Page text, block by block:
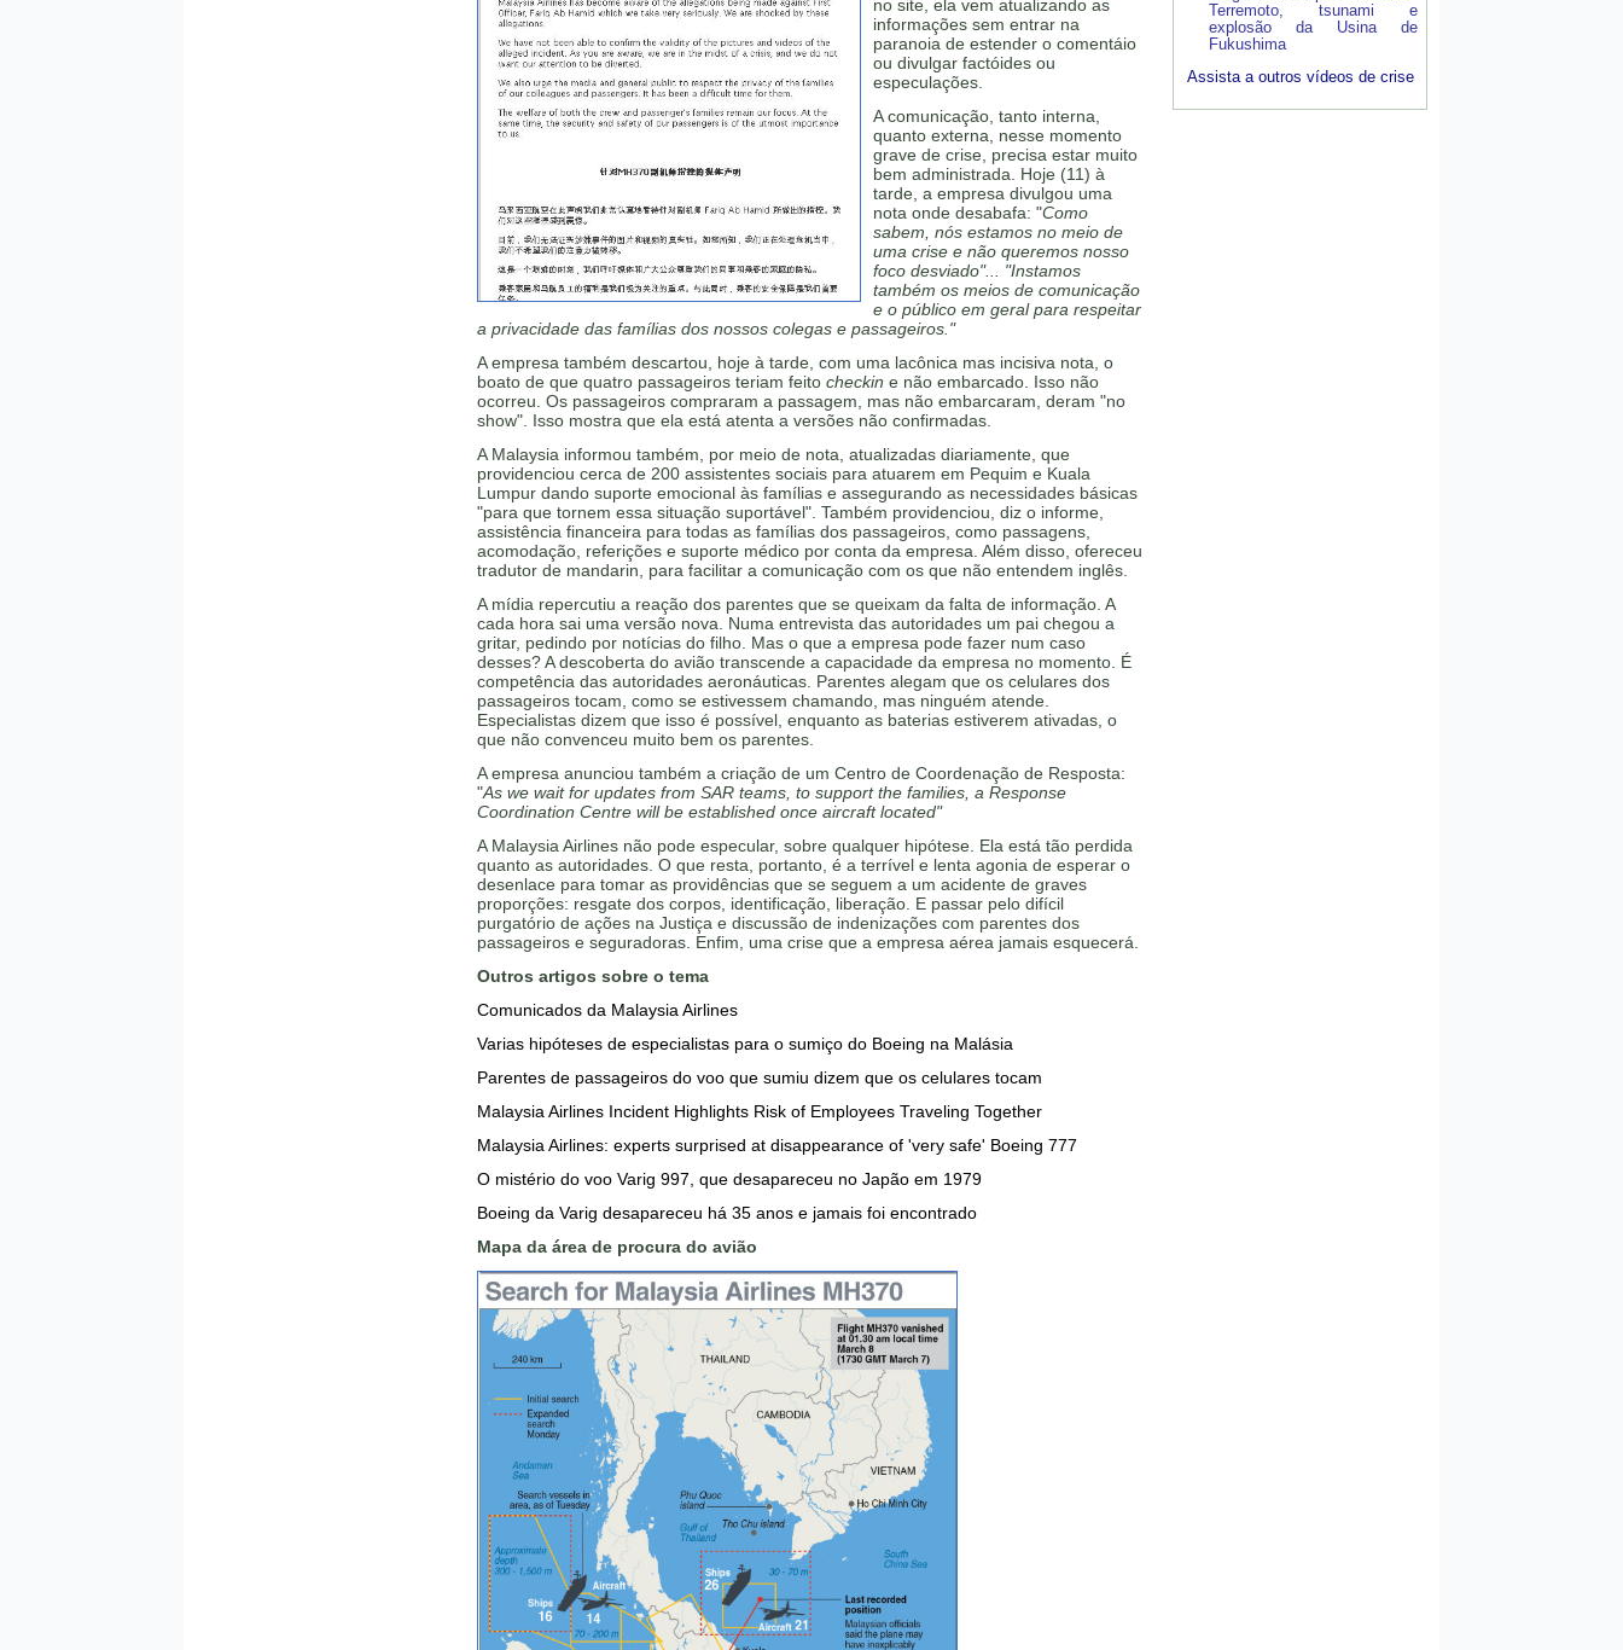
no site, ela vem atualizando as
informações sem entrar na
paranoia de estender o comentáio
ou divulgar factóides ou
especulações.
A comunicação, tanto interna,
quanto externa, nesse momento
grave de crise, precisa estar muito
bem administrada. Hoje (11) à
tarde, a empresa divulgou uma
nota onde desabafa: "Como
sabem, nós estamos no meio de
uma crise e não queremos nosso
foco desviado"... "Instamos
também os meios de comunicação
e o público em geral para respeitar
a privacidade das famílias dos nossos colegas e passageiros."
A empresa também descartou, hoje à tarde, com uma lacônica mas incisiva nota, o
boato de que quatro passageiros teriam feito checkin e não embarcado. Isso não
ocorreu. Os passageiros compraram a passagem, mas não embarcaram, deram "no
show". Isso mostra que ela está atenta a versões não confirmadas.
A Malaysia informou também, por meio de nota, atualizadas diariamente, que
providenciou cerca de 200 assistentes sociais para atuarem em Pequim e Kuala
Lumpur dando suporte emocional às famílias e assegurando as necessidades básicas
"para que tornem essa situação suportável". Também providenciou, diz o informe,
assistência financeira para todas as famílias dos passageiros, como passagens,
acomodação, referições e suporte médico por conta da empresa. Além disso, ofereceu
tradutor de mandarin, para facilitar a comunicação com os que não entendem inglês.
A mídia repercutiu a reação dos parentes que se queixam da falta de informação. A
cada hora sai uma versão nova. Numa entrevista das autoridades um pai chegou a
gritar, pedindo por notícias do filho. Mas o que a empresa pode fazer num caso
desses? A descoberta do avião transcende a capacidade da empresa no momento. É
competência das autoridades aeronáuticas. Parentes alegam que os celulares dos
passageiros tocam, como se estivessem chamando, mas ninguém atende.
Especialistas dizem que isso é possível, enquanto as baterias estiverem ativadas, o
que não convenceu muito bem os parentes.
A empresa anunciou também a criação de um Centro de Coordenação de Resposta:
"As we wait for updates from SAR teams, to support the families, a Response
Coordination Centre will be established once aircraft located"
A Malaysia Airlines não pode especular, sobre qualquer hipótese. Ela está tão perdida
quanto as autoridades. O que resta, portanto, é a terrível e lenta agonia de esperar o
desenlace para tomar as providências que se seguem a um acidente de graves
proporções: resgate dos corpos, identificação, liberação. E passar pelo difícil
purgatório de ações na Justiça e discussão de indenizações com parentes dos
passageiros e seguradoras. Enfim, uma crise que a empresa aérea jamais esquecerá.
Outros artigos sobre o tema
Comunicados da Malaysia Airlines
Varias hipóteses de especialistas para o sumiço do Boeing na Malásia
Parentes de passageiros do voo que sumiu dizem que os celulares tocam
Malaysia Airlines Incident Highlights Risk of Employees Traveling Together
Malaysia Airlines: experts surprised at disappearance of 'very safe' Boeing 777
O mistério do voo Varig 997, que desapareceu no Japão em 1979
Boeing da Varig desapareceu há 35 anos e jamais foi encontrado
Mapa da área de procura do avião
Terremoto, tsunami e
explosão da Usina de
Fukushima
Assista a outros vídeos de crise